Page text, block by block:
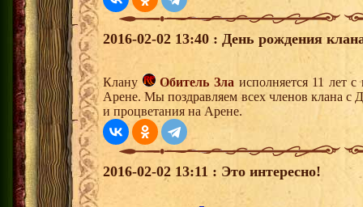
2016-02-02 13:40 : День рождения
Клану Обитель Зла исполняется 11 лет
Арене. Мы поздравляем всех членов клана с
и процветания на Арене.
2016-02-02 13:11 : Это интересно!